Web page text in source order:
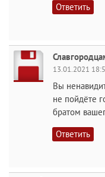
Ответить
13.01.2021
Вы
не пойдёте
братом
Ответить